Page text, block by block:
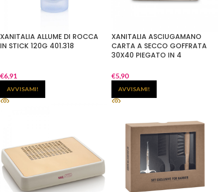
XANITALIA ALLUME DI ROCCA
IN STICK 120G 401.318
€6,91
AVVISAMI!
XANITALIA ASCIUGAMANO
CARTA A SECCO GOFFRATA
30X40 PIEGATO IN 4
€5,90
AVVISAMI!